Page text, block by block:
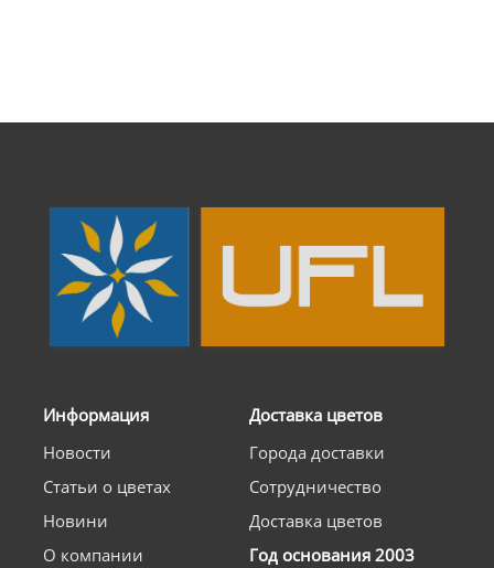
Информация
Новости
Статьи о цветах
Новини
О компании
Доставка цветов
Города доставки
Сотрудничество
Доставка цветов
Год основания 2003